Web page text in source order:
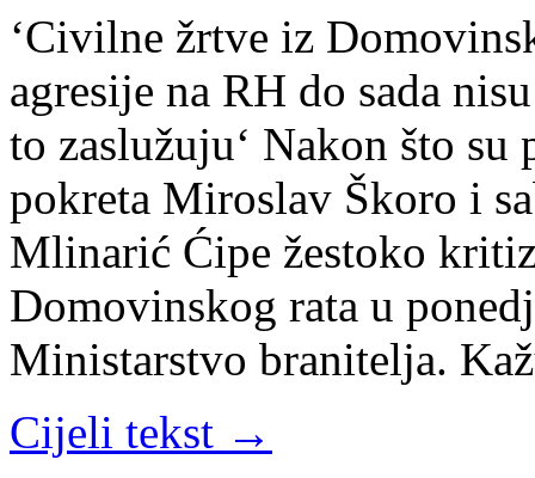
‘Civilne žrtve iz
agresije na RH do sada
to zaslužuju‘ Nakon što
pokreta Miroslav Škoro i
Mlinarić Ćipe žestoko
Domovinskog rata u
Ministarstvo branitelja.
Cijeli tekst →